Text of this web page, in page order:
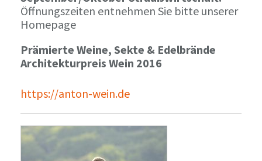
Öffnungszeiten entnehmen Sie bitte unserer
Homepage
Prämierte Weine, Sekte & Edelbrände
Architekturpreis Wein 2016
https://anton-wein.de